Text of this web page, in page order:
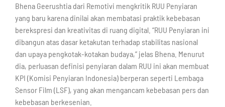
Bhena Geerushtia dari Remotivi mengkritik RUU Penyiaran
yang baru karena dinilai akan membatasi praktik kebebasan
berekspresi dan kreativitas di ruang digital. “RUU Penyiaran ini
dibangun atas dasar ketakutan terhadap stabilitas nasional
dan upaya pengkotak-kotakan budaya,” jelas Bhena. Menurut
dia, perluasan definisi penyiaran dalam RUU ini akan membuat
KPI (Komisi Penyiaran Indonesia) berperan seperti Lembaga
Sensor Film (LSF), yang akan mengancam kebebasan pers dan
kebebasan berkesenian.